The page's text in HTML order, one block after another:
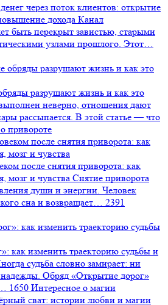
через поток клиентов: открытие
дохода Канал
быть перекрыт завистью, старыми
узлами прошлого. Этот…
разрушают жизнь и как это
неверно, отношения дают
рассыпается. В этой статье — что
привороте
после снятия приворота: как
мозг и чувства Снятие приворота
души и энергии. Человек
сна и возвращает…
2391
как изменить траекторию судьбы и
судьба словно замирает: ни
Обряд «Открытие дорог»
1650 Интересное о магии